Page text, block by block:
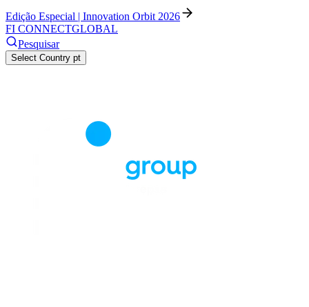
Edição Especial | Innovation Orbit 2026
FI CONNECTGLOBAL
Pesquisar
Select Country pt